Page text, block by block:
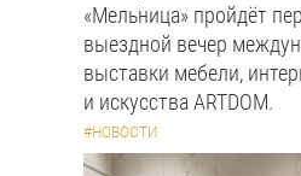
«Мельница» пройдёт
выездной вечер
выставки мебели,
и искусства ARTDOM.
#НОВОСТИ